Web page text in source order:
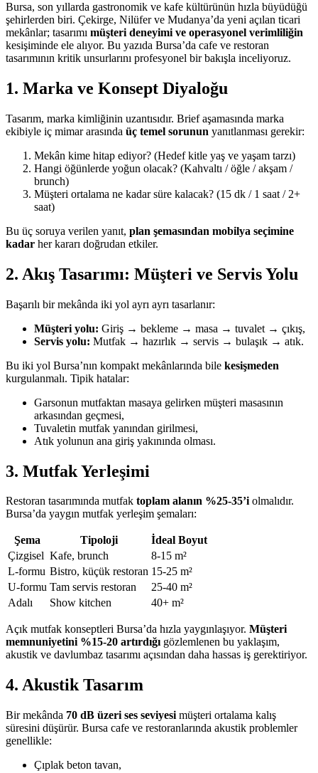
Bursa, son yıllarda gastronomik ve kafe kültürünün hızla büyüdüğü
şehirlerden biri. Çekirge, Nilüfer ve Mudanya’da yeni açılan ticari
mekânlar; tasarımı müşteri deneyimi ve operasyonel verimliliğin
kesişiminde ele alıyor. Bu yazıda Bursa’da cafe ve restoran
tasarımının kritik unsurlarını profesyonel bir bakışla inceliyoruz.
1. Marka ve Konsept Diyaloğu
Tasarım, marka kimliğinin uzantısıdır. Brief aşamasında marka
ekibiyle iç mimar arasında üç temel sorunun yanıtlanması gerekir:
Mekân kime hitap ediyor? (Hedef kitle yaş ve yaşam tarzı)
Hangi öğünlerde yoğun olacak? (Kahvaltı / öğle / akşam /
brunch)
Müşteri ortalama ne kadar süre kalacak? (15 dk / 1 saat / 2+
saat)
Bu üç soruya verilen yanıt, plan şemasından mobilya seçimine
kadar her kararı doğrudan etkiler.
2. Akış Tasarımı: Müşteri ve Servis Yolu
Başarılı bir mekânda iki yol ayrı ayrı tasarlanır:
Müşteri yolu: Giriş → bekleme → masa → tuvalet → çıkış,
Servis yolu: Mutfak → hazırlık → servis → bulaşık → atık.
Bu iki yol Bursa’nın kompakt mekânlarında bile kesişmeden
kurgulanmalı. Tipik hatalar:
Garsonun mutfaktan masaya gelirken müşteri masasının
arkasından geçmesi,
Tuvaletin mutfak yanından girilmesi,
Atık yolunun ana giriş yakınında olması.
3. Mutfak Yerleşimi
Restoran tasarımında mutfak toplam alanın %25-35’iolmalıdır.
Bursa’da yaygın mutfak yerleşim şemaları:
Şema Tipoloji
İdeal Boyut
Çizgisel Kafe, brunch
8-15 m²
L-formu Bistro, küçük restoran 15-25 m²
U-formu Tam servis restoran
25-40 m²
Adalı
Show kitchen 40+ m²
Açık mutfak konseptleri Bursa’da hızla yaygınlaşıyor. Müşteri
memnuniyetini %15-20 artırdığıgözlemlenen bu yaklaşım,
akustik ve davlumbaz tasarımı açısından daha hassas iş gerektiriyor.
4. Akustik Tasarım
Bir mekânda 70 dB üzeri ses seviyesi müşteri ortalama kalış
süresini düşürür. Bursa cafe ve restoranlarında akustik problemler
genellikle:
Çıplak beton tavan,